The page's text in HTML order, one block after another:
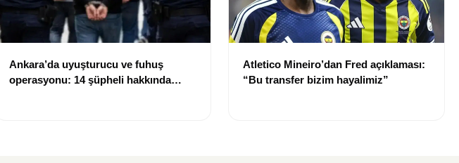
Ankara’da uyuşturucu ve fuhuş
operasyonu: 14 şüpheli hakkında
Atletico Mineiro’dan Fred açıklaması:
“Bu transfer bizim hayalimiz”